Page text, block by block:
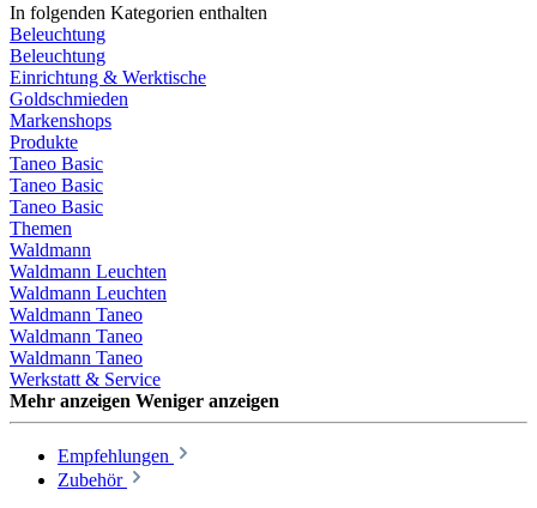
In folgenden Kategorien enthalten
Beleuchtung
Beleuchtung
Einrichtung & Werktische
Goldschmieden
Markenshops
Produkte
Taneo Basic
Taneo Basic
Taneo Basic
Themen
Waldmann
Waldmann Leuchten
Waldmann Leuchten
Waldmann Taneo
Waldmann Taneo
Waldmann Taneo
Werkstatt & Service
Mehr anzeigen Weniger anzeigen
Empfehlungen
Zubehör